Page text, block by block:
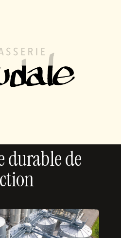
l’amélioration de
et l’épanouissement
durable de